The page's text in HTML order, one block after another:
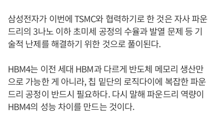
삼성전자가 이번에 TSMC와 협력하기로 한 것은 자사 파운
드리의 3나노 이하 초미세 공정의 수율과 발열 문제 등 기
술적 난제를 해결하기 위한 것으로 풀이된다.
HBM4는 이전 세대 HBM과 다르게 반도체 메모리 생산만
으로 가능한 게 아니라, 칩 밑단의 로직다이에 복잡한 파운
드리 공정이 반드시 필요하다. 다시 말해 파운드리 역량이
HBM4의 성능 차이를 만드는 것이다.